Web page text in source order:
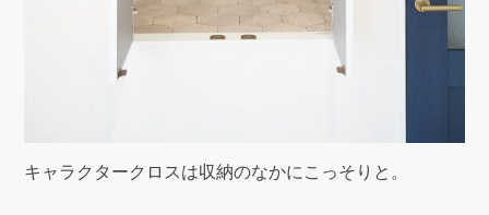
キャラクタークロスは収納のなかにこっそりと。